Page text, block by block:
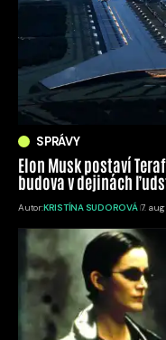
SPRÁVY
Elon Musk postaví
budova v dejinách
Autor:KRISTÍNA SUDOROVÁ 7.